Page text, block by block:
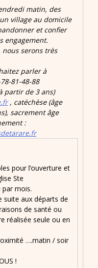
matin, des
village au domicile
et confier
engagement.
nous serons très
parler à
81-48-88
partir de 3 ans)
, catéchèse (âge
sacrement âge
:
pour l’ouverture et
Ste
mois.
suite aux départs de
de santé ou
réalisée seule ou en
….matin / soir
!